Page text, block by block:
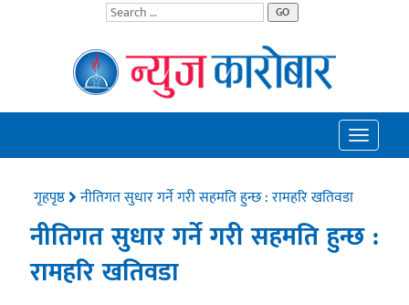
GO
Toggle
गृहपृष्ठ नीतिगत सुधार गर्ने गरी सहमति हुन्छ : रामहरि खतिवडा
नीतिगत सुधार गर्ने गरी सहमति हुन्छ :
रामहरि खतिवडा